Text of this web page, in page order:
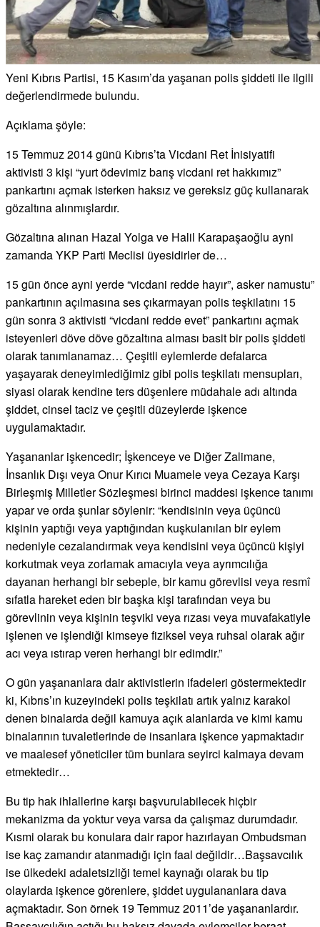
Yeni Kıbrıs Partisi, 15 Kasım’da yaşanan polis şiddeti ile ilgili
değerlendirmede bulundu.
Açıklama şöyle:
15 Temmuz 2014 günü Kıbrıs’ta Vicdani Ret İnisiyatifi
aktivisti 3 kişi “yurt ödevimiz barış vicdani ret hakkımız”
pankartını açmak isterken haksız ve gereksiz güç kullanarak
gözaltına alınmışlardır.
Gözaltına alınan Hazal Yolga ve Halil Karapaşaoğlu ayni
zamanda YKP Parti Meclisi üyesidirler de…
15 gün önce ayni yerde “vicdani redde hayır”, asker namustu”
pankartının açılmasına ses çıkarmayan polis teşkilatını 15
gün sonra 3 aktivisti “vicdani redde evet” pankartını açmak
isteyenleri döve döve gözaltına alması basit bir polis şiddeti
olarak tanımlanamaz… Çeşitli eylemlerde defalarca
yaşayarak deneyimlediğimiz gibi polis teşkilatı mensupları,
siyasi olarak kendine ters düşenlere müdahale adı altında
şiddet, cinsel taciz ve çeşitli düzeylerde işkence
uygulamaktadır.
Yaşananlar işkencedir; İşkenceye ve Diğer Zalimane,
İnsanlık Dışı veya Onur Kırıcı Muamele veya Cezaya Karşı
Birleşmiş Milletler Sözleşmesi birinci maddesi işkence tanımı
yapar ve orda şunlar söylenir: “kendisinin veya üçüncü
kişinin yaptığı veya yaptığından kuşkulanılan bir eylem
nedeniyle cezalandırmak veya kendisini veya üçüncü kişiyi
korkutmak veya zorlamak amacıyla veya ayrımcılığa
dayanan herhangi bir sebeple, bir kamu görevlisi veya resmî
sıfatla hareket eden bir başka kişi tarafından veya bu
görevlinin veya kişinin teşviki veya rızası veya muvafakatiyle
işlenen ve işlendiği kimseye fiziksel veya ruhsal olarak ağır
acı veya ıstırap veren herhangi bir edimdir.”
O gün yaşananlara dair aktivistlerin ifadeleri göstermektedir
ki, Kıbrıs’ın kuzeyindeki polis teşkilatı artık yalnız karakol
denen binalarda değil kamuya açık alanlarda ve kimi kamu
binalarının tuvaletlerinde de insanlara işkence yapmaktadır
ve maalesef yöneticiler tüm bunlara seyirci kalmaya devam
etmektedir…
Bu tip hak ihlallerine karşı başvurulabilecek hiçbir
mekanizma da yoktur veya varsa da çalışmaz durumdadır.
Kısmi olarak bu konulara dair rapor hazırlayan Ombudsman
ise kaç zamandır atanmadığı için faal değildir…Başsavcılık
ise ülkedeki adaletsizliği temel kaynağı olarak bu tip
olaylarda işkence görenlere, şiddet uygulananlara dava
açmaktadır. Son örnek 19 Temmuz 2011’de yaşananlardır.